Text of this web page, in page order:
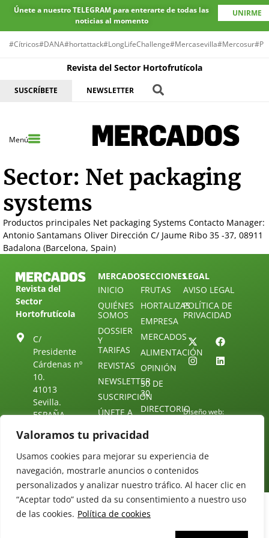
Valoramos tu privacidad
Usamos cookies para mejorar su experiencia de
navegación, mostrarle anuncios o contenidos
personalizados y analizar nuestro tráfico. Al hacer clic en
“Aceptar todo” usted da su consentimiento a nuestro uso
de las cookies. Política de cookies
Únete a nuestro TELEGRAM para enterarte de todas las
noticias al momento
UNIRME
#Cítricos#DANA#hortattack#LongLifeChallenge#Mercasevilla#Mercosur
Revista del Sector Hortofrutícola
SUSCRÍBETE NEWSLETTER
Menú
Sector: Net packaging
systems
Productos principales Net packaging Systems Contacto Manager:
Antonio Santamans Oliver Dirección C/ Jaume Ribo 35 -37, 08911
Badalona (Barcelona, Spain)
Revista del
Sector
Hortofrutícola
C/
Presidente
Cárdenas nº
10.
41013
Sevilla.
ESPAÑA
Tel: (+34) 954
redaccion@revistamercados.com
MERCADOS
INICIO
QUIÉNES
SOMOS
DOSSIER
Y
TARIFAS
REVISTAS
NEWSLETTER
SUSCRIPCIÓN
ÚNETE A
TELEGRAM
SECCIONES
FRUTAS
HORTALIZAS
EMPRESA
MERCADOS
ALIMENTACIÓN
OPINIÓN
30 DE
30
DIRECTORIO
LEGAL
AVISO LEGAL
POLÍTICA DE
PRIVACIDAD
Diseño web: